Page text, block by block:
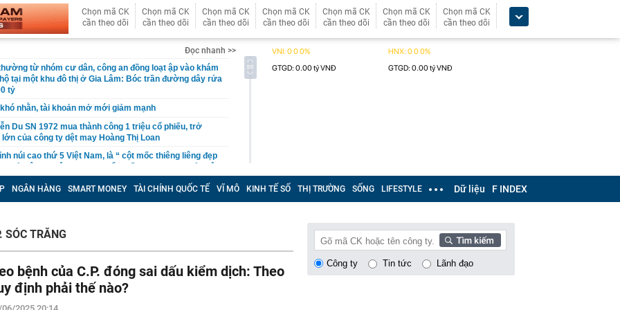
Chọn mã CK
cần theo dõi
Chọn mã CK
cần theo dõi
Chọn mã CK
cần theo dõi
Chọn mã CK
cần theo dõi
Chọn mã CK
cần theo dõi
Chọn mã CK
cần theo dõi
Chọn mã CK
cần theo dõi
Đọc nhanh >>
từ nhóm cư dân, công an đồng loạt ập vào khám
tại một khu đô thị ở Gia Lâm: Bóc trần đường dây rửa
tỷ
nhằn, tài khoản mở mới giảm mạnh
Du SN 1972 mua thành công 1 triệu cổ phiếu, trở
của công ty dệt may Hoàng Thị Loan
núi cao thứ 5 Việt Nam, là “ cột mốc thiêng liêng đẹp
hệ thống y khoa tư nhân sở hữu 14 bệnh viện, 2.900
bị HoSE cắt margin trong tháng 8
Việt thu hơn 1 tỷ USD ở nước ngoài trong nửa đầu
tăng hơn 120%
dự phóng VN-Index có thể chạm mốc 1.885 điểm
8
NGÂN HÀNG SMART MONEY TÀI CHÍNH QUỐC TẾ VĨ MÔ KINH TẾ SỐ THỊ TRƯỜNG SỐNG LIFESTYLE Dữ liệu F INDEX
SÓC TRĂNG
bệnh của C.P. đóng sai dấu kiểm dịch: Theo
định phải thế nào?
Công ty Tin tức Lãnh đạo